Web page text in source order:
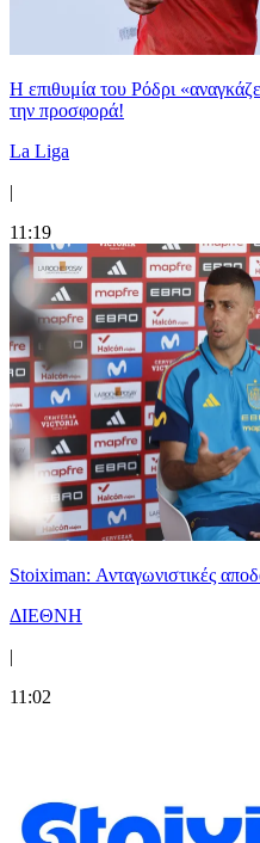
Η επιθυμία του Ρόδρι
την προσφορά!
La Liga
|
11:19
Stoiximan: Ανταγωνιστικές
ΔΙΕΘΝΗ
|
11:02